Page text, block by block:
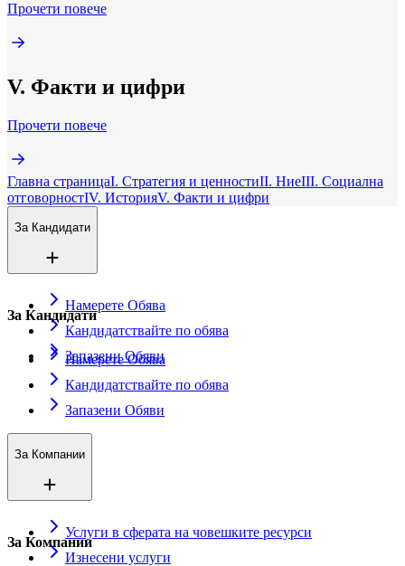
Прочети повече
V. Факти и цифри
Прочети повече
Главна страницаI. Стратегия и ценностиII. НиеIII. Социална
отговорностIV. ИсторияV. Факти и цифри
За Кандидати
Намерете Обява
Кандидатствайте по обява
Запазени Обяви
За Кандидати
Намерете Обява
Кандидатствайте по обява
Запазени Обяви
За Компании
Услуги в сферата на човешките ресурси
Изнесени услуги
За Компании